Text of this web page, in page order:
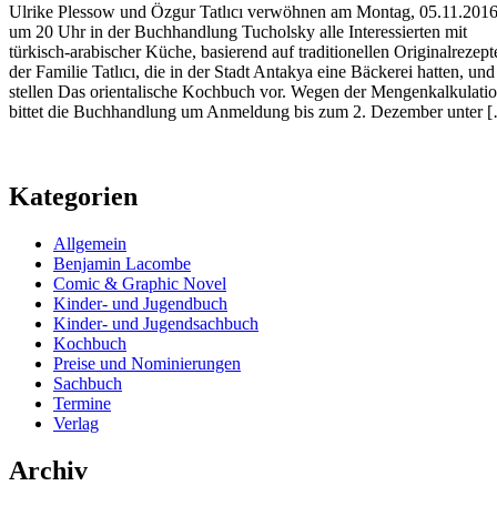
Ulrike Plessow und Özgur Tatlıcı verwöhnen am Montag,
um 20 Uhr in der Buchhandlung Tucholsky alle Interessierten mit
türkisch-arabischer Küche, basierend auf traditionellen
der Familie Tatlıcı, die in der Stadt Antakya eine Bäckerei hatten, und
stellen Das orientalische Kochbuch vor. Wegen der
bittet die Buchhandlung um Anmeldung bis zum 2. Dezember unter
Kategorien
Allgemein
Benjamin Lacombe
Comic & Graphic Novel
Kinder- und Jugendbuch
Kinder- und Jugendsachbuch
Kochbuch
Preise und Nominierungen
Sachbuch
Termine
Verlag
Archiv